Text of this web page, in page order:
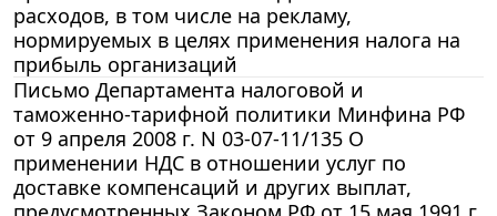
расходов, в том числе на рекламу,
нормируемых в целях применения налога на
прибыль организаций
Письмо Департамента налоговой и
таможенно-тарифной политики Минфина РФ
от 9 апреля 2008 г. N 03-07-11/135 О
применении НДС в отношении услуг по
доставке компенсаций и других выплат,